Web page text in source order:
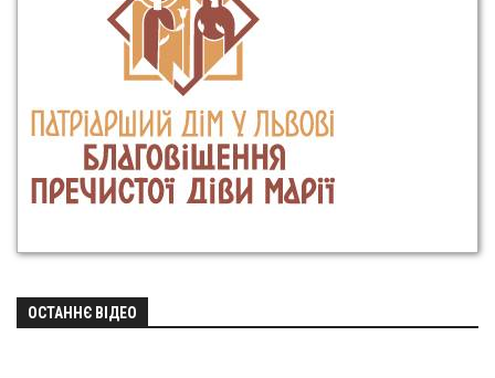
ОСТАННЄ ВІДЕО